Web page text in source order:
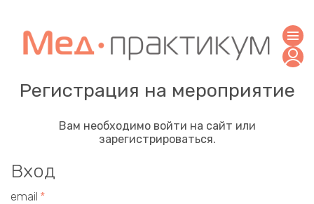
Регистрация на мероприятие
Вам необходимо войти на сайт или
зарегистрироваться.
Вход
email